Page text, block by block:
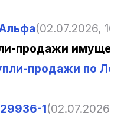
(02.07.2026,
продажи
продажи по
1(02.07.2026,